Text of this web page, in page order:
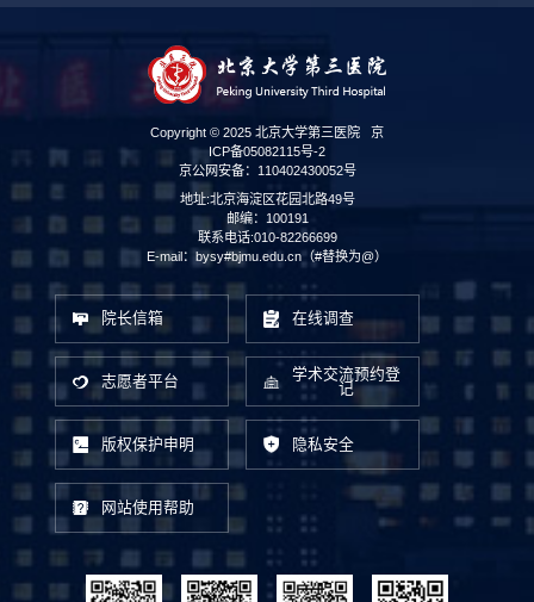
Copyright © 2025 北京大学第三医院 京
ICP备05082115号-2
京公网安备：110402430052号
地址:北京海淀区花园北路49号
邮编：100191
联系电话:010-82266699
E-mail：bysy#bjmu.edu.cn（#替换为@）
院长信箱 在线调查
志愿者平台
学术交流预约登
记
版权保护申明 隐私安全
网站使用帮助